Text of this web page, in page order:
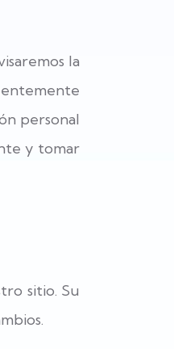
la
personal
y tomar
sitio. Su